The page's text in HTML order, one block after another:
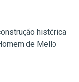
histórica
de Mello